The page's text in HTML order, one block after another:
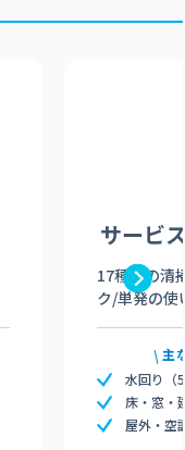
サービ
17種類の清
ク/単発の使
主
水回り（
床・窓・
屋外・空